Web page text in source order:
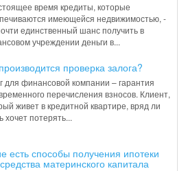
время кредиты, которые
имеющейся недвижимостью, -
единственный шанс получить в
учреждении деньги в...
проверка залога?
для финансовой компании – гарантия
перечисления взносов. Клиент,
живет в кредитной квартире, вряд ли
хочет потерять...
есть способы получения ипотеки
материнского капитала